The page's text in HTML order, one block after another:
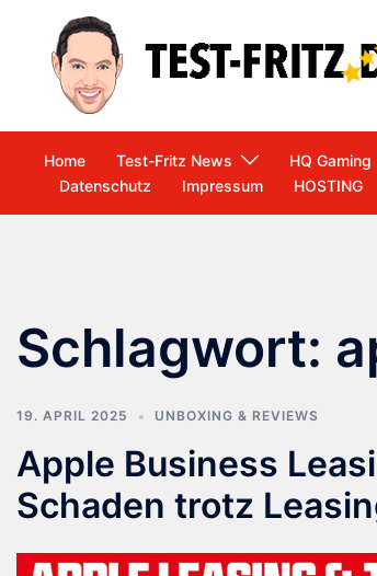
springen
Home Test-Fritz News HQ Gaming
Datenschutz
Impressum HOSTING
Schlagwort:
19. APRIL 2025 UNBOXING & REVIEWS
Apple Business
Schaden trotz